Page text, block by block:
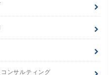
ンサルティング